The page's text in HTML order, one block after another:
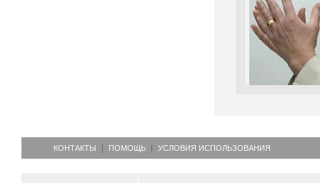
КОНТАКТЫ ПОМОЩЬ УСЛОВИЯ ИСПОЛЬЗОВАНИЯ